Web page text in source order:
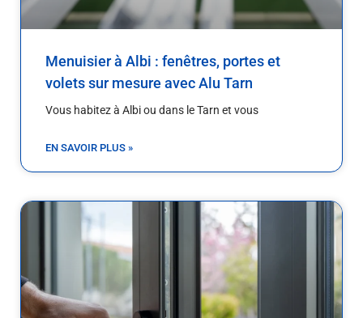
Menuisier à Albi : fenêtres, portes et
volets sur mesure avec Alu Tarn
Vous habitez à Albi ou dans le Tarn et vous
EN SAVOIR PLUS »